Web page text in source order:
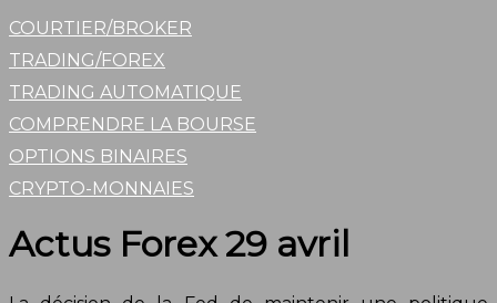
COURTIER/BROKER
TRADING/FOREX
TRADING AUTOMATIQUE
COMPRENDRE LA BOURSE
OPTIONS BINAIRES
CRYPTO-MONNAIES
Actus Forex 29 avril